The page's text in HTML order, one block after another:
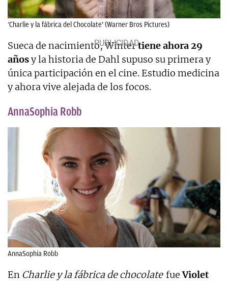
‘Charlie y la fábrica del Chocolate’ (Warner Bros Pictures)
Sueca de nacimiento, Wintertiene ahora 29
añosy la historia de Dahl supuso su primera y
única participación en el cine. Estudio medicina
y ahora vive alejada de los focos.
AnnaSophia Robb
AnnaSophia Robb
En Charlie y la fábrica de chocolate fueViolet